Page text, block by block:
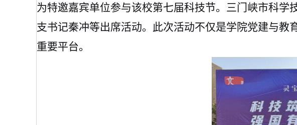
为特邀嘉宾单位参与该校第七届科技节。三门峡市科学
支书记秦冲等出席活动。 此次活动不仅是学院党建与教
重要平台。